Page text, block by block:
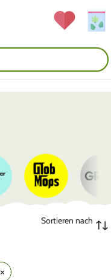
Sortieren nach
×